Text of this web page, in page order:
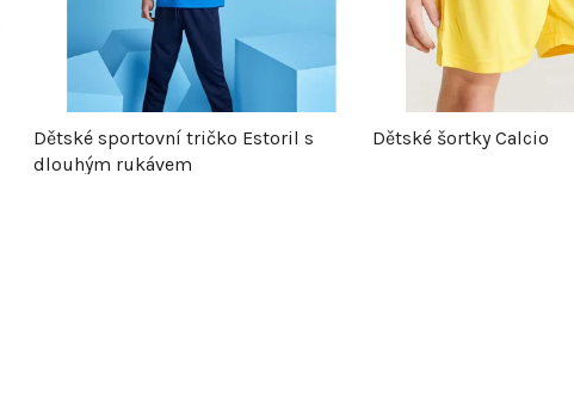
Dětské sportovní tričko Estoril s
dlouhým rukávem
Dětské šortky Calcio